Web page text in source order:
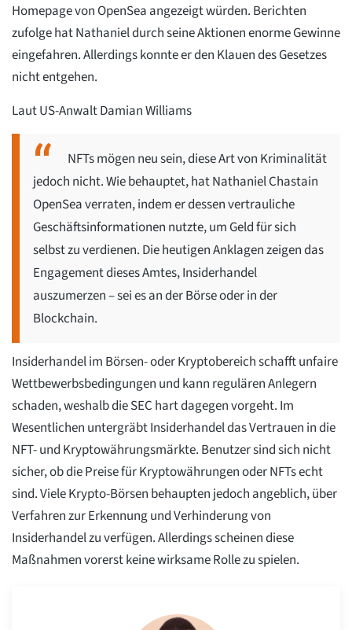
Homepage von OpenSea angezeigt würden. Berichten
zufolge hat Nathaniel durch seine Aktionen enorme Gewinne
eingefahren. Allerdings konnte er den Klauen des Gesetzes
nicht entgehen.
Laut US-Anwalt Damian Williams
NFTs mögen neu sein, diese Art von Kriminalität
jedoch nicht. Wie behauptet, hat Nathaniel Chastain
OpenSea verraten, indem er dessen vertrauliche
Geschäftsinformationen nutzte, um Geld für sich
selbst zu verdienen. Die heutigen Anklagen zeigen das
Engagement dieses Amtes, Insiderhandel
auszumerzen – sei es an der Börse oder in der
Blockchain.
Insiderhandel im Börsen- oder Kryptobereich schafft unfaire
Wettbewerbsbedingungen und kann regulären Anlegern
schaden, weshalb die SEC hart dagegen vorgeht. Im
Wesentlichen untergräbt Insiderhandel das Vertrauen in die
NFT- und Kryptowährungsmärkte. Benutzer sind sich nicht
sicher, ob die Preise für Kryptowährungen oder NFTs echt
sind. Viele Krypto-Börsen behaupten jedoch angeblich, über
Verfahren zur Erkennung und Verhinderung von
Insiderhandel zu verfügen. Allerdings scheinen diese
Maßnahmen vorerst keine wirksame Rolle zu spielen.